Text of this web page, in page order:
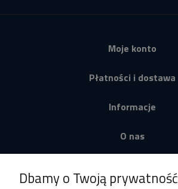
Moje konto
Płatności i dostawa
Informacje
O nas
Dbamy o Twoją prywatność